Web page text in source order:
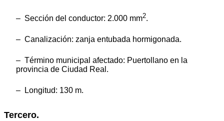
– Sección del conductor: 2.000 mm2.
– Canalización: zanja entubada hormigonada.
– Término municipal afectado: Puertollano en la
provincia de Ciudad Real.
– Longitud: 130 m.
Tercero.